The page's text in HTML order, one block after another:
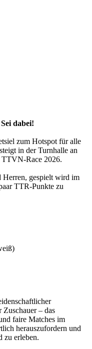
dabei!
zum Hotspot für alle
in der Turnhalle an
TTVN‑Race 2026.
gespielt wird im
TTR‑Punkte zu
Zuschauer – das
faire Matches im
herauszufordern und
zu erleben.